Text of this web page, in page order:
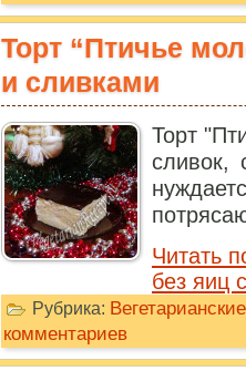
Торт “Птичье
и сливками
Торт
сливок,
Читать
без яиц
Рубрика:
комментариев